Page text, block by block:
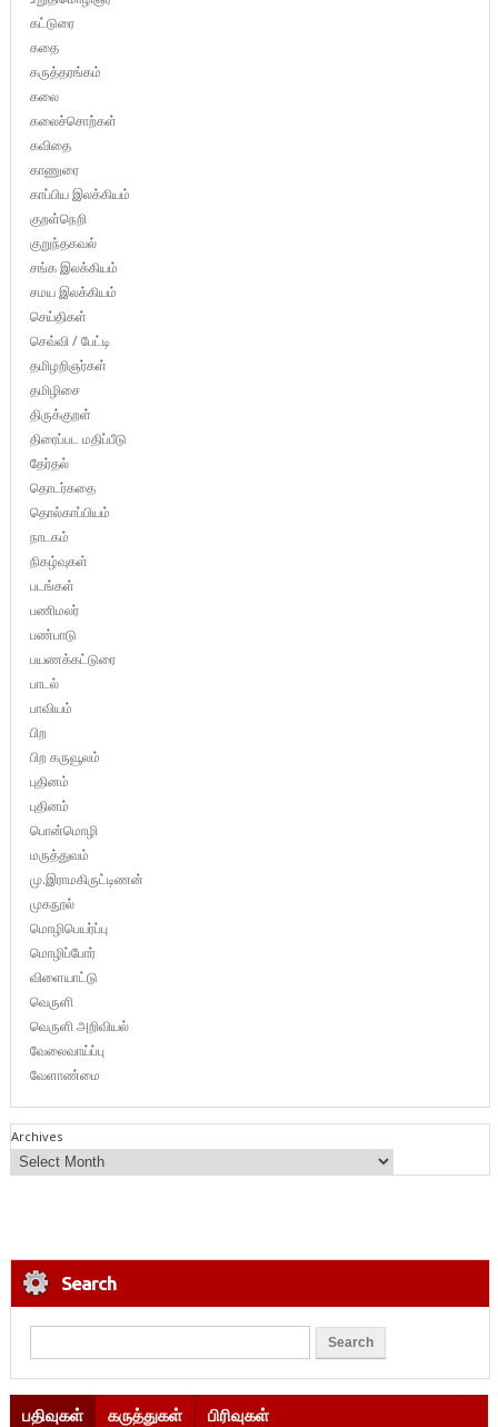
கட்டுரை
கதை
கருத்தரங்கம்
கலை
கலைச்சொற்கள்
கவிதை
காணுரை
காப்பிய இலக்கியம்
குறள்நெறி
குறுந்தகவல்
சங்க இலக்கியம்
சமய இலக்கியம்
செய்திகள்
செவ்வி / பேட்டி
தமிழறிஞர்கள்
தமிழிசை
திருக்குறள்
திரைப்பட மதிப்பீடு
தேர்தல்
தொடர்கதை
தொல்காப்பியம்
நாடகம்
நிகழ்வுகள்
படங்கள்
பணிமலர்
பண்பாடு
பயணக்கட்டுரை
பாடல்
பாவியம்
பிற
பிற கருவூலம்
புதினம்
புதினம்
பொன்மொழி
மருத்துவம்
மு.இராமகிருட்டிணன்
முகநூல்
மொழிபெயர்ப்பு
மொழிப்போர்
விளையாட்டு
வெருளி
வெருளி அறிவியல்
வேலைவாய்ப்பு
வேளாண்மை
Archives
Search
பதிவுகள் கருத்துகள் பிரிவுகள்